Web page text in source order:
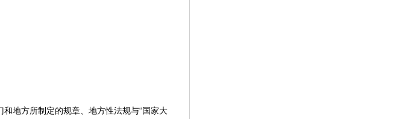
地方所制定的规章、地方性法规与“国家大